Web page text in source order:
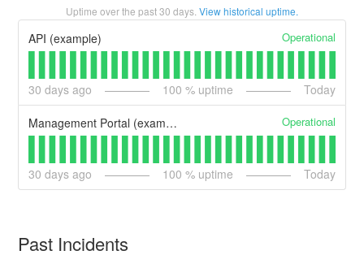
Uptime over the past30 days. View historical uptime.
API (example) Operational
30 days ago 100 % uptime Today
Management Portal (example) Operational
30 days ago 100 % uptime Today
Past Incidents